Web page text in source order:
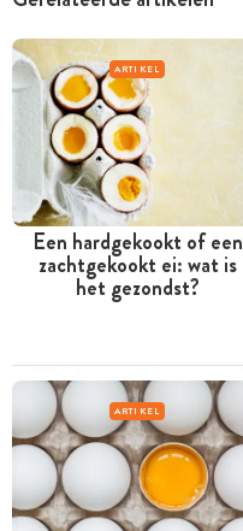
ARTIKEL
Een hardgekookt of een
zachtgekookt ei: wat is
het gezondst?
ARTIKEL